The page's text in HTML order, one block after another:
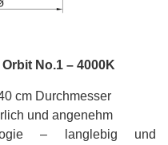
No.1 – 4000K
cm Durchmesser
und angenehm
– langlebig und